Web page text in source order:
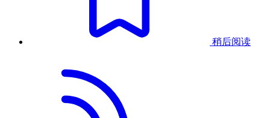
稍后阅读